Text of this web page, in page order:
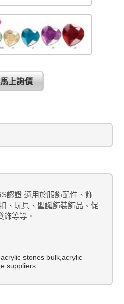
馬上詢價
認證 適用於服飾配件、飾
、玩具、聖誕飾裝飾品、促
飾等等。
acrylic stones bulk,acrylic
suppliers